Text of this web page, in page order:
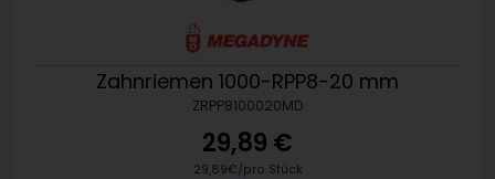
Zahnriemen 1000-RPP8-20 mm
ZRPP8100020MD
29,89 €
29,89€/pro Stück